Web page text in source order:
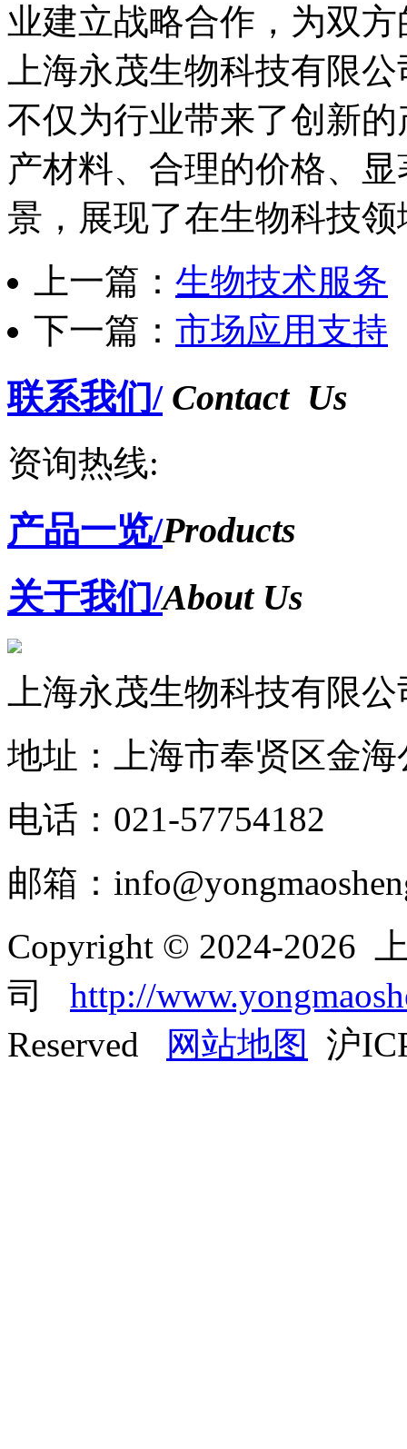
业建立战略合作，为双
上海永茂生物科技有限
不仅为行业带来了创新
产材料、合理的价格、
景，展现了在生物科技
上一篇： 生物技术服务
下一篇： 市场应用支持
联系我们/ Contact Us
资询热线:
产品一览/Products
关于我们/About Us
上海永茂生物科技有限公
地址：上海市奉贤区金海
电话：021-57754182
邮箱：
Copyright © 2024-2026
司 http://
Reserved
网站地图 沪